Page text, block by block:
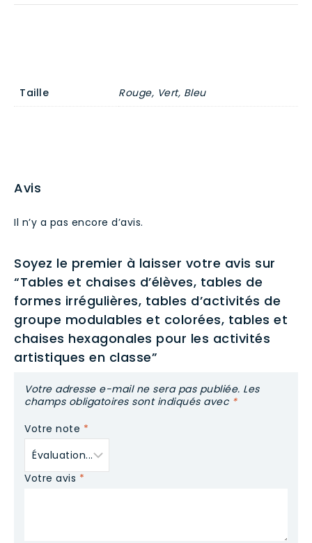
activités
artistiques
Taille Rouge, Vert, Bleu
Avis
Il n’y a pas encore d’avis.
Soyez le premier à laisser votre avis sur
“Tables et chaises d’élèves, tables de
formes irrégulières, tables d’activités de
groupe modulables et colorées, tables et
chaises hexagonales pour les activités
artistiques en classe”
Votre adresse e-mail ne sera pas publiée. Les
champs obligatoires sont indiqués avec *
Votre note *
Votre avis *